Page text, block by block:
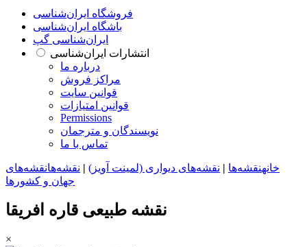
فروشگاه ایران‌شناسی
باشگاه ایران‌شناسی
ایران‌شناسی گپ
انتشارات ایران‌شناسی
درباره ما
مراکز فروش
قوانین سایت
قوانین امتیازات
Permissions
نویسندگان و مترجمان
تماس با ما
خانهنقشه‌ها | نقشه‌های دیواری (لمینت آویز) | نقشه‌هانقشه‌های
جهان و کشورها
نقشه طبیعی قاره افریقا
×